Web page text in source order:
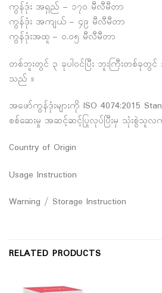
ကွန်ဒုံး အရှည် – ၁၇၀ မီလီမီတာ
ကွန်ဒုံး အကျယ် – ၄၉ မီလီမီတာ
ကွန်ဒုံးအထူ – ဝ.၀၅ မီလီမီတာ
တစ်ဘူးတွင် ၃ ခုပါဝင်ပြီး ဘူးကြီးတစ်ခုတွင်
သည် ။
အဖော်ကွန်ဒုံးများကို ISO 4074:2015
စစ်ဆေးမှု အဆင့်ဆင့်ပြုလုပ်ပြီးမှ သုံးစွဲသူလ
Country of Origin
Usage Instruction
Warning / Storage Instruction
RELATED PRODUCTS